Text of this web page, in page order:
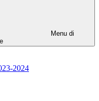
Menu di
2024